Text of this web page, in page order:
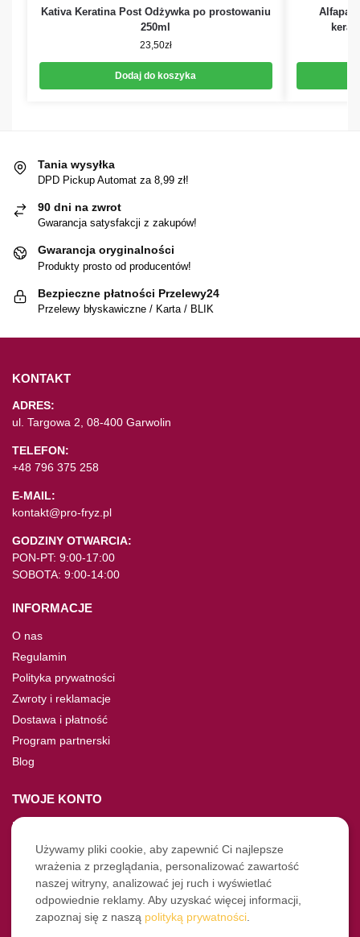
Kativa Keratina Post Odżywka po prostowaniu
250ml
23,50zł
Dodaj do koszyka
Tania wysyłka
DPD Pickup Automat za 8,99 zł!
90 dni na zwrot
Gwarancja satysfakcji z zakupów!
Gwarancja oryginalności
Produkty prosto od producentów!
Bezpieczne płatności Przelewy24
Przelewy błyskawiczne / Karta / BLIK
KONTAKT
ADRES:
ul. Targowa 2, 08-400 Garwolin
TELEFON:
+48 796 375 258
E-MAIL:
kontakt@pro-fryz.pl
GODZINY OTWARCIA:
PON-PT: 9:00-17:00
SOBOTA: 9:00-14:00
INFORMACJE
O nas
Regulamin
Polityka prywatności
Zwroty i reklamacje
Dostawa i płatność
Program partnerski
Blog
TWOJE KONTO
Moje konto
Nie pamiętasz hasła?
Twoje zamówienia
NASZE SOCIALE
Używamy pliki cookie, aby zapewnić Ci najlepsze
wrażenia z przeglądania, personalizować zawartość
naszej witryny, analizować jej ruch i wyświetlać
odpowiednie reklamy. Aby uzyskać więcej informacji,
zapoznaj się z naszą polityką prywatności